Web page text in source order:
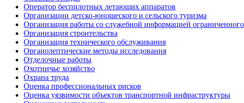
Оператор беспилотных летающих аппаратов
Организации детско-юношеского и сельского туризма
Организация работы со служебной информацией
Организация строительства
Организация технического обслуживания
Органолептические методы исследования
Отделочные работы
Охотничье хозяйство
Охрана труда
Оценка профессиональных рисков
Оценка уязвимости объектов транспортной инфраструктуры